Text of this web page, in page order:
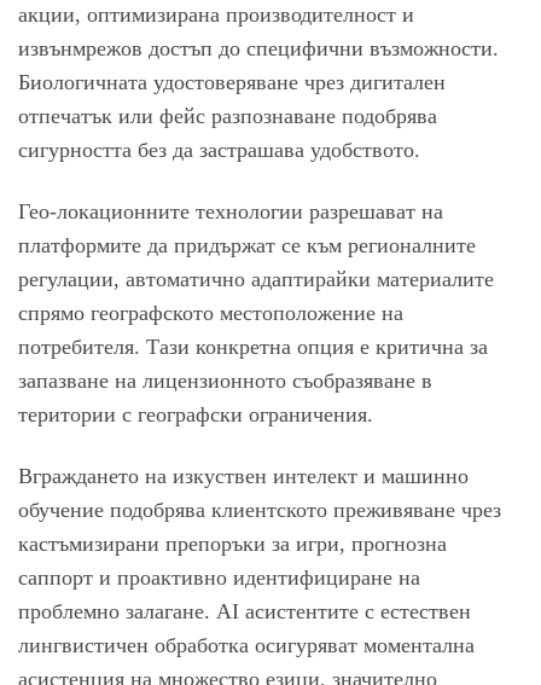
акции, оптимизирана производителност и
извънмрежов достъп до специфични възможности.
Биологичната удостоверяване чрез дигитален
отпечатък или фейс разпознаване подобрява
сигурността без да застрашава удобството.
Гео-локационните технологии разрешават на
платформите да придържат се към регионалните
регулации, автоматично адаптирайки материалите
спрямо географското местоположение на
потребителя. Тази конкретна опция е критична за
запазване на лицензионното съобразяване в
територии с географски ограничения.
Вграждането на изкуствен интелект и машинно
обучение подобрява клиентското преживяване чрез
кастъмизирани препоръки за игри, прогнозна
саппорт и проактивно идентифициране на
проблемно залагане. AI асистентите с естествен
лингвистичен обработка осигуряват моментална
асистенция на множество езици, значително